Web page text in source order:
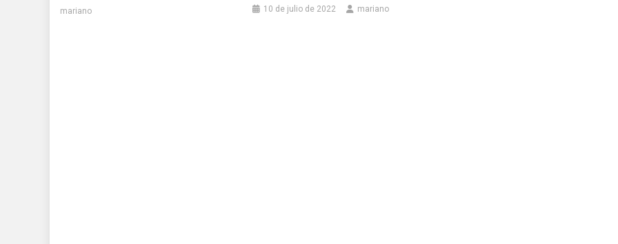
mariano
10 de julio de 2022 mariano